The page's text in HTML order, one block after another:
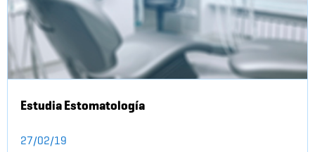
Estudia Estomatología
27/02/19